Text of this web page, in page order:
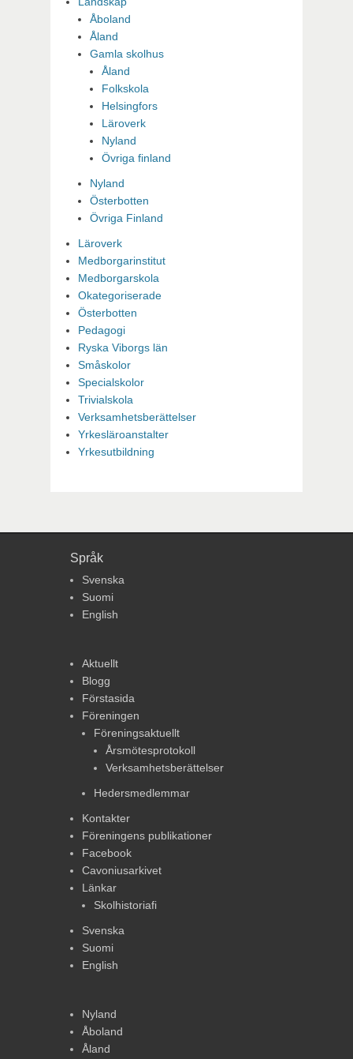
Åboland
Åland
Gamla skolhus
Åland
Folkskola
Helsingfors
Läroverk
Nyland
Övriga finland
Nyland
Österbotten
Övriga Finland
Läroverk
Medborgarinstitut
Medborgarskola
Okategoriserade
Österbotten
Pedagogi
Ryska Viborgs län
Småskolor
Specialskolor
Trivialskola
Verksamhetsberättelser
Yrkesläroanstalter
Yrkesutbildning
Språk
Svenska
Suomi
English
Aktuellt
Blogg
Förstasida
Föreningen
Föreningsaktuellt
Årsmötesprotokoll
Verksamhetsberättelser
Hedersmedlemmar
Kontakter
Föreningens publikationer
Facebook
Cavoniusarkivet
Länkar
Skolhistoriafi
Svenska
Suomi
English
Nyland
Åboland
Åland